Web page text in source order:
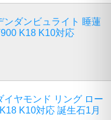
ンダンビュライト 睡蓮
K18 K10対応
イヤモンド リング ロー
K10対応 誕生石1月